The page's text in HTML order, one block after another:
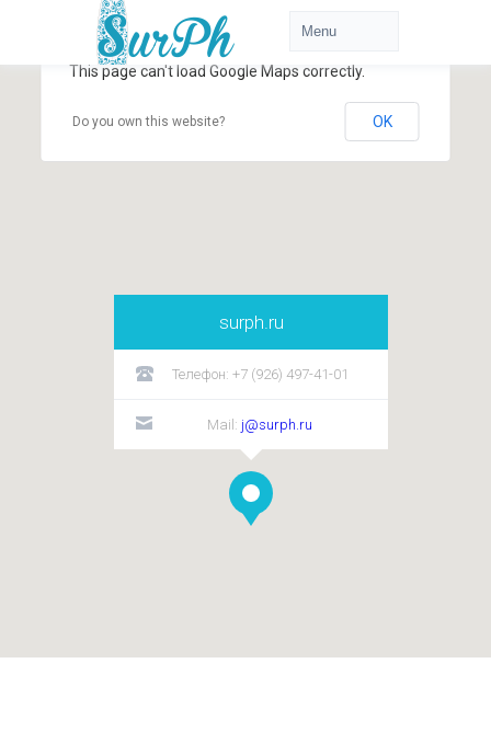
surph.ru
Телефон: +7 (926) 497-41-01
Mail: j@surph.ru
This page can't load Google Maps correctly.
Do you own this website? OK